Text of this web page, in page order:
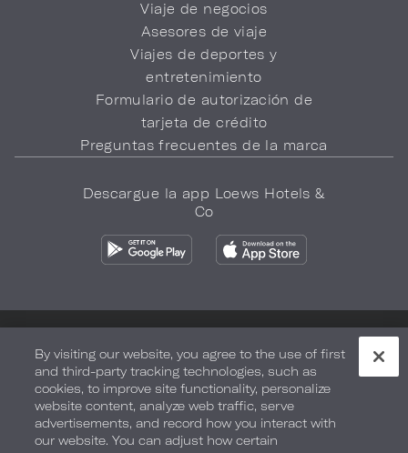
Viaje de negocios
Asesores de viaje
Viajes de deportes y
entretenimiento
Formulario de autorización de
tarjeta de crédito
Preguntas frecuentes de la marca
Descargue la app Loews Hotels &
Co
Seguridad y bienestar Términos de Uso Accesibilidad
Mapa del sitio Sus opciones de privacidad
DERECHOS DE AUTOR 2026.LOEWS HOTELS & CO
By visiting our website, you agree to the use of first
and third-party tracking technologies, such as
cookies, to improve site functionality, personalize
website content, analyze web traffic, serve
advertisements, and record how you interact with
our website. You can adjust how certain